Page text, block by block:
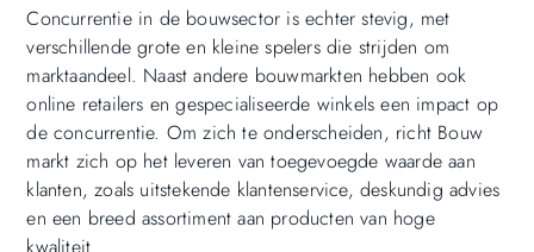
Concurrentie in de bouwsector is echter stevig, met
verschillende grote en kleine spelers die strijden om
marktaandeel. Naast andere bouwmarkten hebben ook
online retailers en gespecialiseerde winkels een impact op
de concurrentie. Om zich te onderscheiden, richt Bouw
markt zich op het leveren van toegevoegde waarde aan
klanten, zoals uitstekende klantenservice, deskundig advies
en een breed assortiment aan producten van hoge